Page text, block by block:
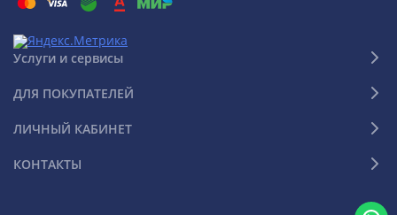
Услуги и сервисы
ДЛЯ ПОКУПАТЕЛЕЙ
ЛИЧНЫЙ КАБИНЕТ
КОНТАКТЫ